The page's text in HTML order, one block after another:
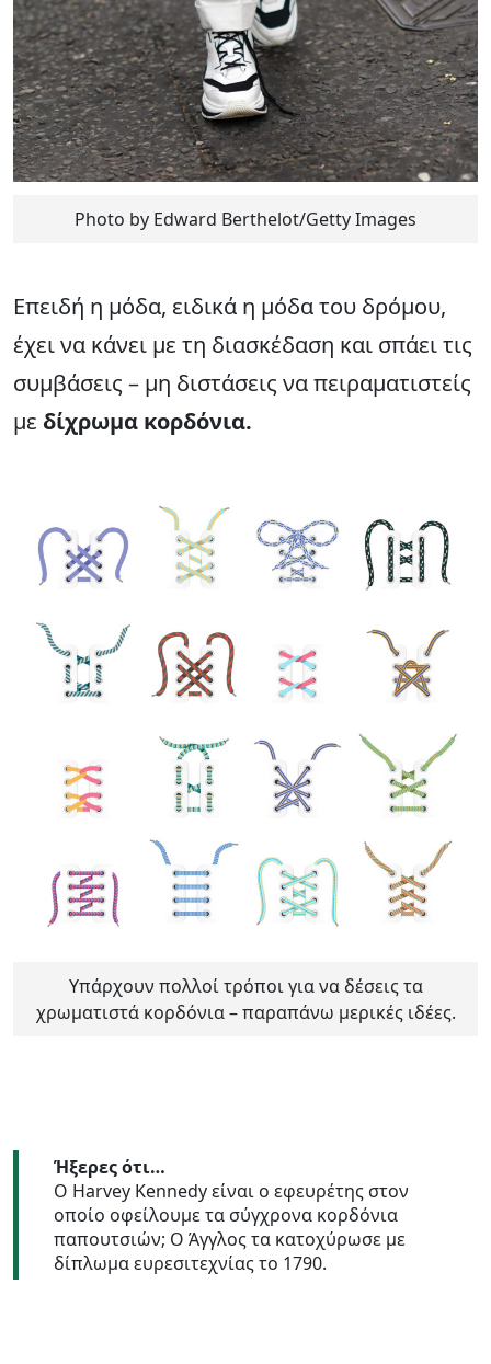
Photo by Edward Berthelot/Getty Images
Επειδή η μόδα, ειδικά η μόδα του δρόμου,
έχει να κάνει με τη διασκέδαση και σπάει τις
συμβάσεις – μη διστάσεις να πειραματιστείς
με δίχρωμα κορδόνια.
Υπάρχουν πολλοί τρόποι για να δέσεις τα
χρωματιστά κορδόνια – παραπάνω μερικές ιδέες.
Ήξερες ότι…
Ο Harvey Kennedy είναι ο εφευρέτης στον
οποίο οφείλουμε τα σύγχρονα κορδόνια
παπουτσιών; Ο Άγγλος τα κατοχύρωσε με
δίπλωμα ευρεσιτεχνίας το 1790.